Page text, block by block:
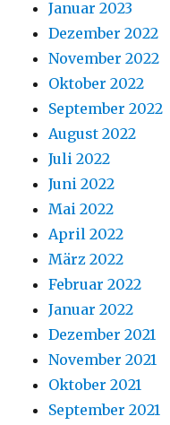
Januar 2023
Dezember 2022
November 2022
Oktober 2022
September 2022
August 2022
Juli 2022
Juni 2022
Mai 2022
April 2022
März 2022
Februar 2022
Januar 2022
Dezember 2021
November 2021
Oktober 2021
September 2021